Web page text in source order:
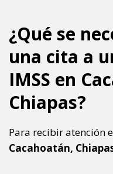
¿Qué se
una cita a
IMSS en
Chiapas?
Para recibir atención
Cacahoatán,